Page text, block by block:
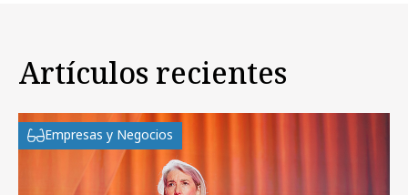
Artículos recientes
Empresas y Negocios